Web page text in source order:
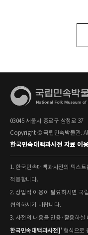
03045 서울시 종로구 삼청로 37
Copyright © 국립민속박물관.
한국민속대백과사전 자료 이
1. 한국민속대백과사전의 텍스
적용합니다.
2. 상업적 이용이 필요하시면 국
협의하시기 바랍니다.
3. 사전의 내용을 인용·활용하실
한국민속대백과사전]' 형식으로